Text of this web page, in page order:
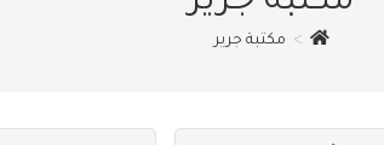
> مكتبة جرير